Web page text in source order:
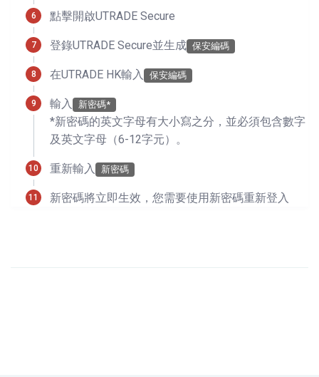
點擊開啟UTRADE Secure
登錄UTRADE Secure並生成 保安編碼
在UTRADE HK輸入 保安編碼
輸入 新密碼*
*新密碼的英文字母有大小寫之分，並必須包含數字
及英文字母（6-12字元）。
重新輸入 新密碼
新密碼將立即生效，您需要使用新密碼重新登入